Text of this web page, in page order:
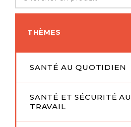
THÈMES
SANTÉ AU QUOTIDIEN
SANTÉ ET SÉCURITÉ AU
TRAVAIL